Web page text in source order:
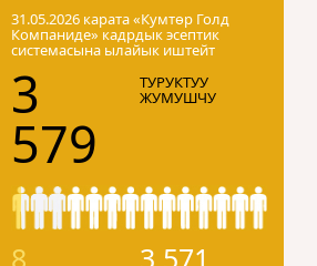
31.05.2026 карата «Кумтɵр Голд
Компаниде» кадрдык эсептик
системасына ылайык иштейт
3
579
ТУРУКТУУ
ЖУМУШЧУ
8 3 571